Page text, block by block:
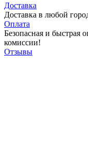
Доставка
Доставка в любой
Оплата
Безопасная и быстрая
комиссии!
Отзывы